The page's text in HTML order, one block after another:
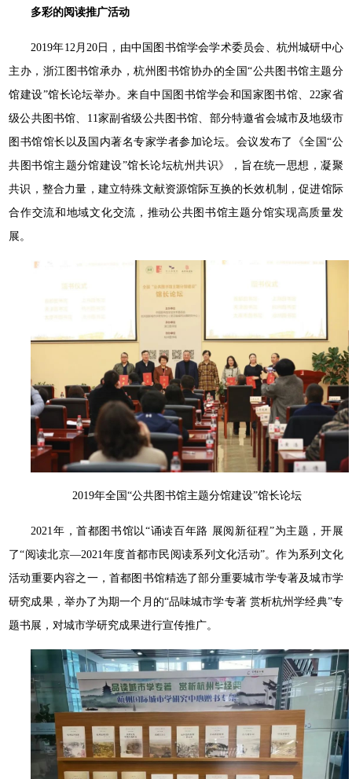
多彩的阅读推广活动
2019年12月20日，由中国图书馆学会学术委员会、杭州城研中心
主办，浙江图书馆承办，杭州图书馆协办的全国“公共图书馆主题分
馆建设”馆长论坛举办。来自中国图书馆学会和国家图书馆、22家省
级公共图书馆、11家副省级公共图书馆、部分特邀省会城市及地级市
图书馆馆长以及国内著名专家学者参加论坛。会议发布了《全国“公
共图书馆主题分馆建设”馆长论坛杭州共识》，旨在统一思想，凝聚
共识，整合力量，建立特殊文献资源馆际互换的长效机制，促进馆际
合作交流和地域文化交流，推动公共图书馆主题分馆实现高质量发
展。
2019年全国“公共图书馆主题分馆建设”馆长论坛
2021年，首都图书馆以“诵读百年路 展阅新征程”为主题，开展
了“阅读北京—2021年度首都市民阅读系列文化活动”。作为系列文化
活动重要内容之一，首都图书馆精选了部分重要城市学专著及城市学
研究成果，举办了为期一个月的“品味城市学专著 赏析杭州学经典”专
题书展，对城市学研究成果进行宣传推广。